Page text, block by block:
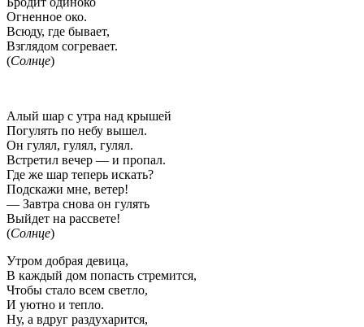
Огненное око.
Всюду, где бывает,
Взглядом согревает.
(Солнце)
Алый шар с утра над крышей
Погулять по небу вышел.
Он гулял, гулял, гулял.
Встретил вечер — и пропал.
Где же шар теперь искать?
Подскажи мне, ветер!
— Завтра снова он гулять
Выйдет на рассвете!
(Солнце)
Утром добрая девица,
В каждый дом попасть стремится,
Чтобы стало всем светло,
И уютно и тепло.
Ну, а вдруг раздухарится,